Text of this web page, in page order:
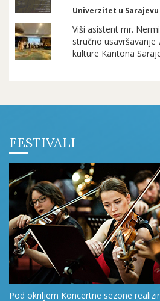
Univerzitet u
Viši asistent mr.
stručno usavršavanje
kulture Kantona
FESTIVALI
Pod okriljem Koncertne sezone